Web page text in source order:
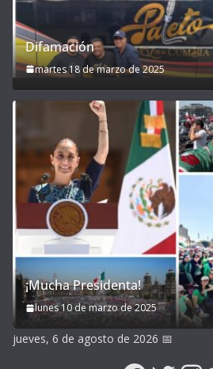
Difamación
martes 18 de marzo de 2025
¡Mucha Presidenta!
lunes 10 de marzo de 2025
jueves, 6 de agosto de 2026 📅